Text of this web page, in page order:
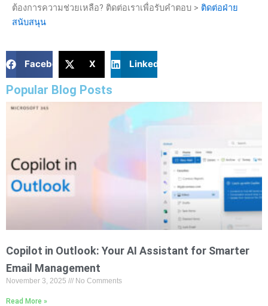
ต้องการความช่วยเหลือ? ติดต่อเราเพื่อรับคำตอบ > ติดต่อฝ่าย
สนับสนุน
Facebook X LinkedIn
Popular Blog Posts
Copilot in Outlook: Your AI Assistant for Smarter
Email Management
November 3, 2025 No Comments
Read More »